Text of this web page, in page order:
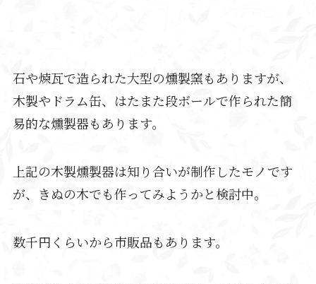
石や煉瓦で造られた大型の燻製窯もありますが、
木製やドラム缶、はたまた段ボールで作られた簡
易的な燻製器もあります。
上記の木製燻製器は知り合いが制作したモノです
が、きぬの木でも作ってみようかと検討中。
数千円くらいから市販品もあります。